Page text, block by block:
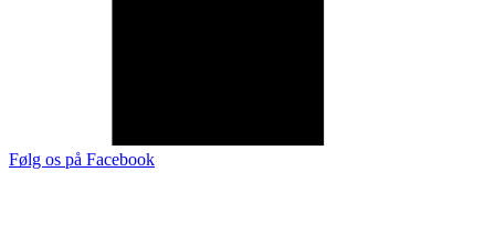
Følg os på Facebook